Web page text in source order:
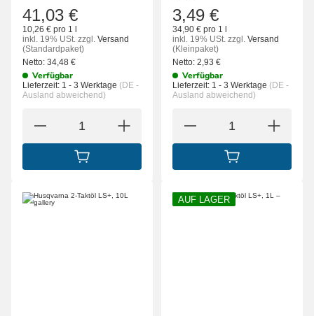
41,03 €
10,26 € pro 1 l
inkl. 19% USt. zzgl. Versand
(Standardpaket)
Netto: 34,48 €
Verfügbar
Lieferzeit: 1 - 3 Werktage (DE -
Ausland abweichend)
IN DEN WARENKORB
3,49 €
34,90 € pro 1 l
inkl. 19% USt. zzgl. Versand
(Kleinpaket)
Netto: 2,93 €
Verfügbar
Lieferzeit: 1 - 3 Werktage (DE -
Ausland abweichend)
IN DEN
AUF LAGER